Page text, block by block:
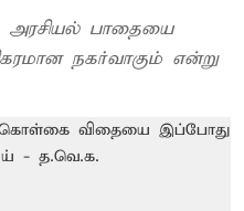
அரசியல் பாதையை
நகர்வாகும் என்று